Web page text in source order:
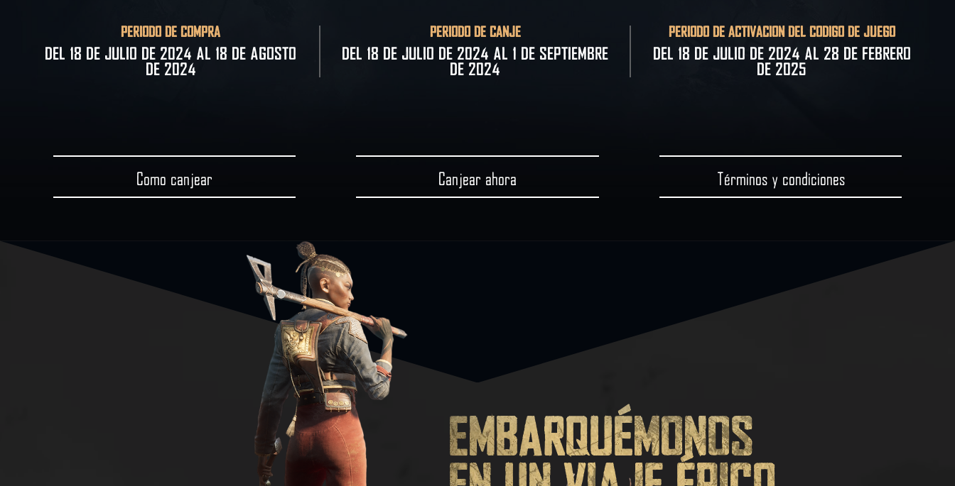
PERÍODO DE COMPRA
Del 18 de julio de 2024 al 18 de agosto
de 2024
PERÍODO DE CANJE
Del 18 de julio de 2024 al 1 de septiembre
de 2024
PERIODO DE ACTIVACIÓN DEL CÓDIGO DE JUEGO
Del 18 de julio de 2024 al 28 de febrero
de 2025
Cómo canjear Canjear ahora Términos y condiciones
Embarquémonos